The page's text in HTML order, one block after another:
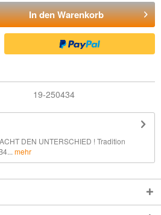
In denWarenkorb
19-250434
DEN UNTERSCHIED ! Tradition
mehr